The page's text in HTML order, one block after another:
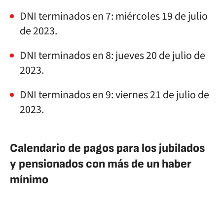
DNI terminados en 7: miércoles 19 de julio
de 2023.
DNI terminados en 8: jueves 20 de julio de
2023.
DNI terminados en 9: viernes 21 de julio de
2023.
Calendario de pagos para los jubilados
y pensionados con más de un haber
mínimo